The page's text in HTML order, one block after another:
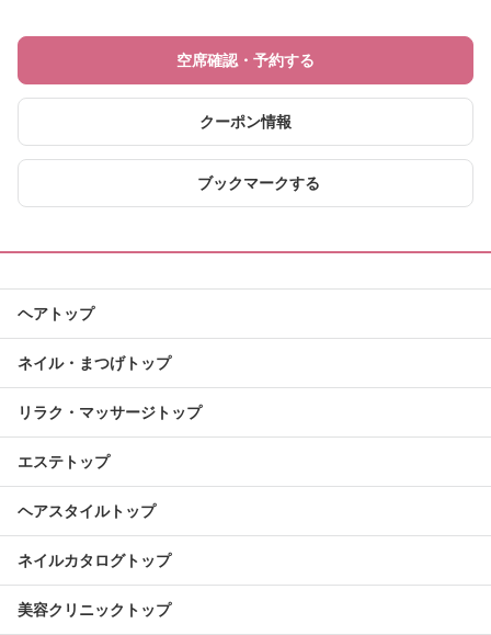
空席確認・予約する
クーポン情報
ブックマークする
ヘアトップ
ネイル・まつげトップ
リラク・マッサージトップ
エステトップ
ヘアスタイルトップ
ネイルカタログトップ
美容クリニックトップ